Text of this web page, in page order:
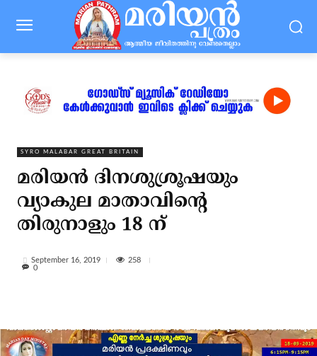
SYRO MALABAR GREAT BRITAIN
മരിയന്‍ ദിനശുശ്രൂഷയും
വ്യാകുല മാതാവിന്റെ
തിരുനാളും 18 ന്
September 16, 2019
258
0